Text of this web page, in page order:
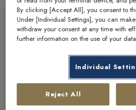
Entdecken Sie
By clicking [Accept All], you consent to
Under [Individual Settings], you can
withdraw your consent at any time with
further information on the use of your
Individual
Reject All